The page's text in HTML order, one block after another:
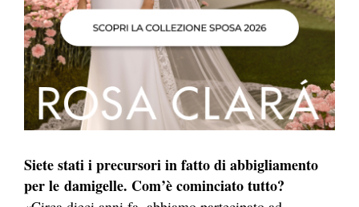
Siete stati i precursori in fatto di abbigliamento
per le damigelle. Com’è cominciato tutto?